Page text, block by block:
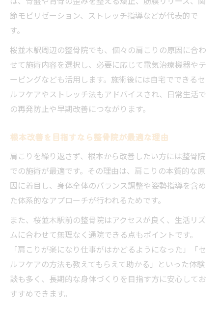
節モビリゼーション、ストレッチ指導などが代表的で
す。
桜並木駅周辺の整骨院でも、個々の肩こりの原因に合わ
せて施術内容を選択し、必要に応じて電気治療機器やテ
ーピングなども活用します。施術後には自宅でできるセ
ルフケアやストレッチ法もアドバイスされ、日常生活で
の再発防止や早期改善につながります。
根本改善を目指すなら整骨院が最適な理由
肩こりを繰り返さず、根本から改善したい方には整骨院
での施術が最適です。その理由は、肩こりの本質的な原
因に着目し、身体全体のバランス調整や姿勢指導を含め
た体系的なアプローチが行われるためです。
また、桜並木駅前の整骨院はアクセスが良く、生活リズ
ムに合わせて無理なく通院できる点もポイントです。
「肩こりが楽になり仕事がはかどるようになった」「セ
ルフケアの方法も教えてもらえて助かる」といった体験
談も多く、長期的な身体づくりを目指す方に安心してお
すすめできます。